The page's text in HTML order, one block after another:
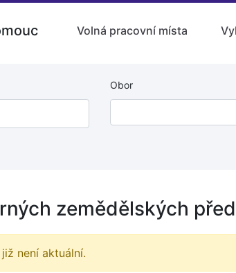
Volná pracovní místa
Obor
zemědělských
není aktuální.